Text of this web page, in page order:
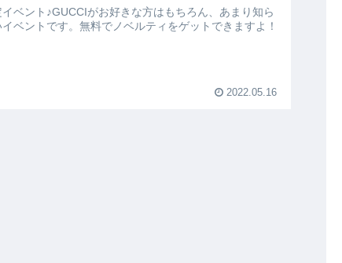
ベント♪GUCCIがお好きな方はもちろん、あまり知ら
ベントです。無料でノベルティをゲットできますよ！
2022.05.16